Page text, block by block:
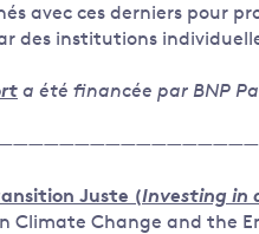
avec ces derniers pour
des institutions
a été financée par BNP
Juste (Investing in
Climate Change and the